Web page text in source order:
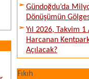
Gündoğdu’da
Dönüşümün
Yıl 2026, Takvim
Harcanan
Açılacak?
Fıkıh